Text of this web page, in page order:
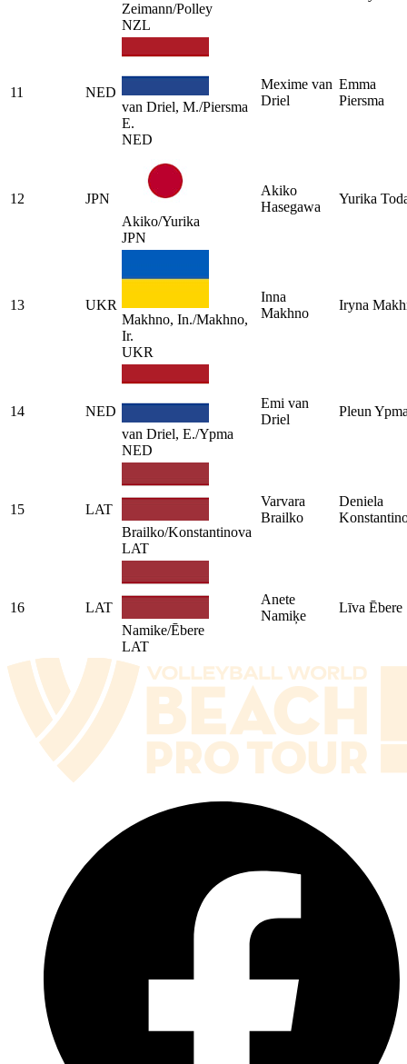
Zeimann/Polley
NZL
11
NED
van Driel, M./Piersma
E.
NED
Mexime van
Driel
Emma
Piersma
12
JPN
Akiko/Yurika
JPN
Akiko
Hasegawa
Yurika
13
UKR
Makhno, In./Makhno,
Ir.
UKR
Inna
Makhno
Iryna
14
NED
van Driel, E./Ypma
NED
Emi van
Driel
Pleun
15
LAT
Brailko/Konstantinova
LAT
Varvara
Brailko
Deniela
16
LAT
Namike/Ēbere
LAT
Anete
Namiķe
Līva Ēbere